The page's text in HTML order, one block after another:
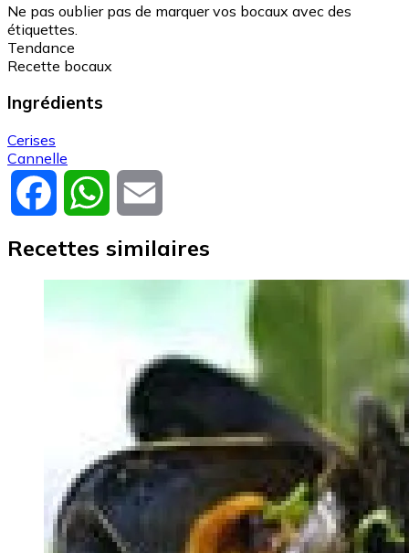
Ne pas oublier pas de marquer vos bocaux avec des
étiquettes.
Tendance
Recette bocaux
Ingrédients
Cerises
Cannelle
Facebook WhatsApp
Recettes similaires